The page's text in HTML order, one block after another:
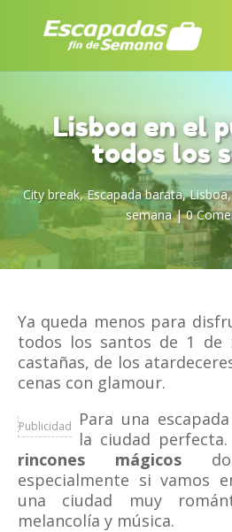
Lisboa en el
todos los
City break,Escapada barata,Lisboa
semana|0
Ya queda menos para
todos los santos de 1 de
castañas, de los
cenas con glamour.
Publicidad Para una
la ciudad
rincones mágicos
especialmente si vamos
una ciudad muy
melancolía y música.